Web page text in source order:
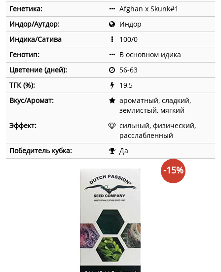
Генетика:
Afghan x Skunk#1
Индор/Аутдор:
Индор
Индика/Сатива
100/0
Генотип:
В основном идика
Цветение (дней):
56-63
ТГК (%):
19,5
Вкус/Аромат:
aроматный, сладкий,
землистый, мягкий
Эффект:
cильный, физический,
расслабленный
Победитель кубка:
Да
-15%